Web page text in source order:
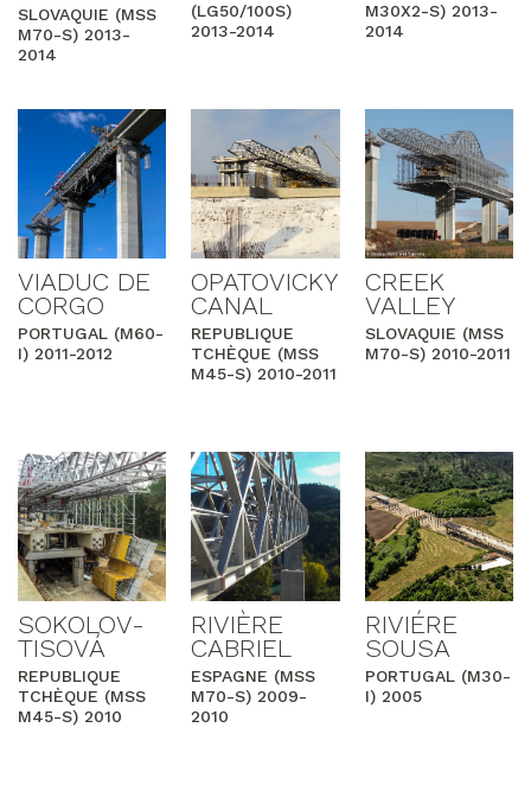
SLOVAQUIE (MSS
M70-S) 2013-
2014
(LG50/100S)
2013-2014
M30X2-S) 2013-
2014
VIADUC DE
CORGO
PORTUGAL (M60-
I) 2011-2012
OPATOVICKY
CANAL
REPUBLIQUE
TCHÈQUE (MSS
M45-S) 2010-2011
CREEK
VALLEY
SLOVAQUIE (MSS
M70-S) 2010-2011
SOKOLOV-
TISOVÁ
REPUBLIQUE
TCHÈQUE (MSS
M45-S) 2010
RIVIÈRE
CABRIEL
ESPAGNE (MSS
M70-S) 2009-
2010
RIVIÉRE
SOUSA
PORTUGAL (M30-
I) 2005